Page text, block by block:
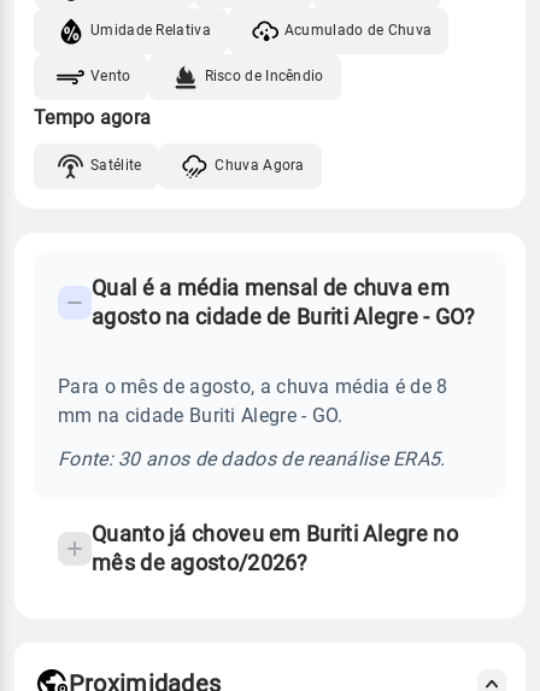
Umidade Relativa Acumulado de Chuva
Vento Risco de Incêndio
Tempo agora
Satélite Chuva Agora
Perguntas
sobre
chuva
Qual é a média mensal de chuva em
agosto na cidade de Buriti Alegre - GO?
Para o mês de agosto, a chuva média é de 8
mm na cidade Buriti Alegre - GO.
Fonte: 30 anos de dados de reanálise ERA5.
Quanto já choveu em Buriti Alegre no
mês de agosto/2026?
Proximidades